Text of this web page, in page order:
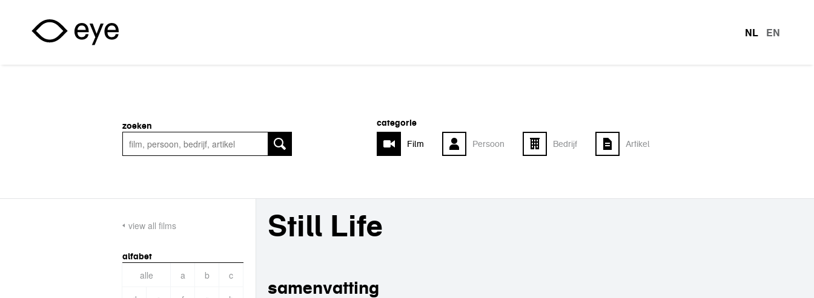
NL EN
categorie
Film
Persoon Bedrijf Artikel
zoeken
view all films
alfabet
alle a b
c
Still Life
samenvatting